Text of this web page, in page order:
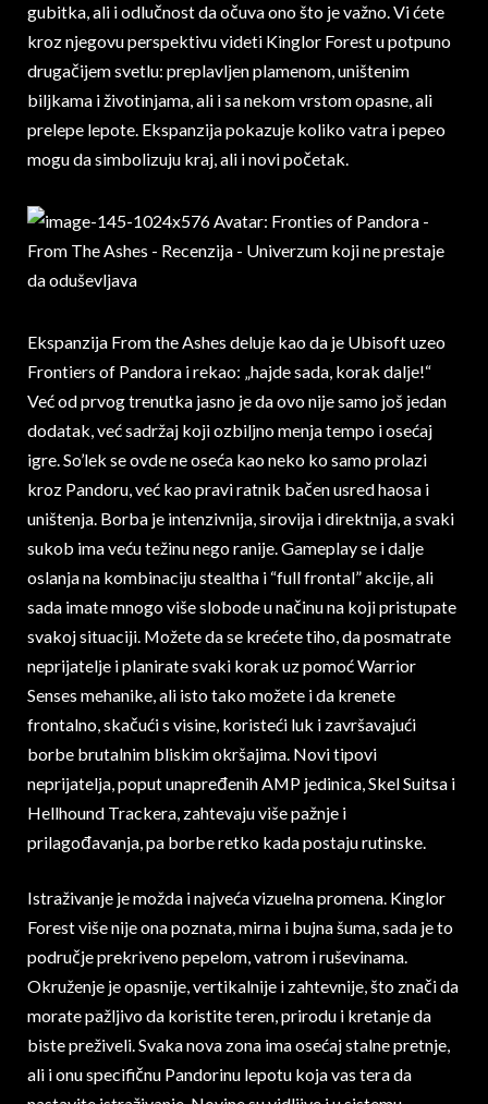
gubitka, ali i odlučnost da očuva ono što je važno. Vi ćete
kroz njegovu perspektivu videti Kinglor Forest u potpuno
drugačijem svetlu: preplavljen plamenom, uništenim
biljkama i životinjama, ali i sa nekom vrstom opasne, ali
prelepe lepote. Ekspanzija pokazuje koliko vatra i pepeo
mogu da simbolizuju kraj, ali i novi početak.
Ekspanzija From the Ashes deluje kao da je Ubisoft uzeo
Frontiers of Pandora i rekao: „hajde sada, korak dalje!“
Već od prvog trenutka jasno je da ovo nije samo još jedan
dodatak, već sadržaj koji ozbiljno menja tempo i osećaj
igre. So’lek se ovde ne oseća kao neko ko samo prolazi
kroz Pandoru, već kao pravi ratnik bačen usred haosa i
uništenja. Borba je intenzivnija, sirovija i direktnija, a svaki
sukob ima veću težinu nego ranije. Gameplay se i dalje
oslanja na kombinaciju stealtha i “full frontal” akcije, ali
sada imate mnogo više slobode u načinu na koji pristupate
svakoj situaciji. Možete da se krećete tiho, da posmatrate
neprijatelje i planirate svaki korak uz pomoć Warrior
Senses mehanike, ali isto tako možete i da krenete
frontalno, skačući s visine, koristeći luk i završavajući
borbe brutalnim bliskim okršajima. Novi tipovi
neprijatelja, poput unapređenih AMP jedinica, Skel Suitsa i
Hellhound Trackera, zahtevaju više pažnje i
prilagođavanja, pa borbe retko kada postaju rutinske.
Istraživanje je možda i najveća vizuelna promena. Kinglor
Forest više nije ona poznata, mirna i bujna šuma, sada je to
područje prekriveno pepelom, vatrom i ruševinama.
Okruženje je opasnije, vertikalnije i zahtevnije, što znači da
morate pažljivo da koristite teren, prirodu i kretanje da
biste preživeli. Svaka nova zona ima osećaj stalne pretnje,
ali i onu specifičnu Pandorinu lepotu koja vas tera da